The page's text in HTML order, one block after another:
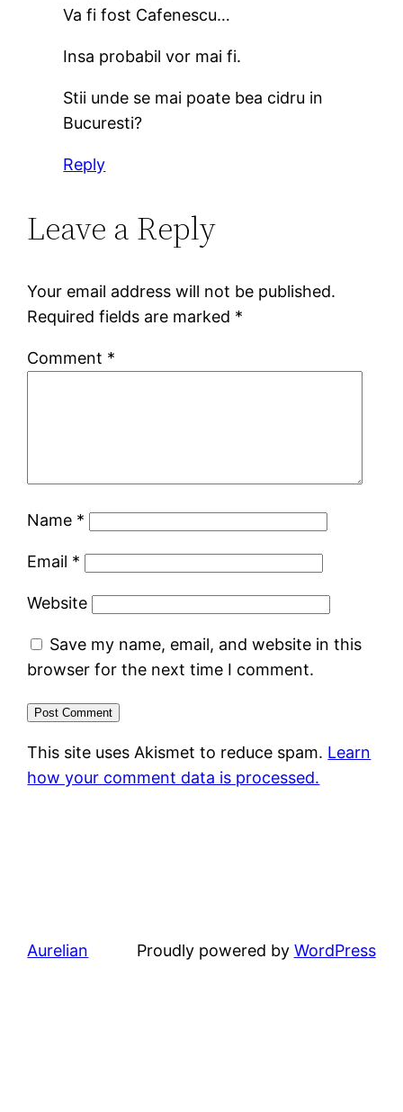
Va fi fost Cafenescu…
Insa probabil vor mai fi.
Stii unde se mai poate bea cidru in
Bucuresti?
Reply
Leave a Reply
Your email address will not be published.
Required fields are marked *
Comment *
Name *
Email *
Website
Save my name, email, and website in this
browser for the next time I comment.
This site uses Akismet to reduce spam. Learn
how your comment data is processed.
Aurelian Proudly powered by WordPress